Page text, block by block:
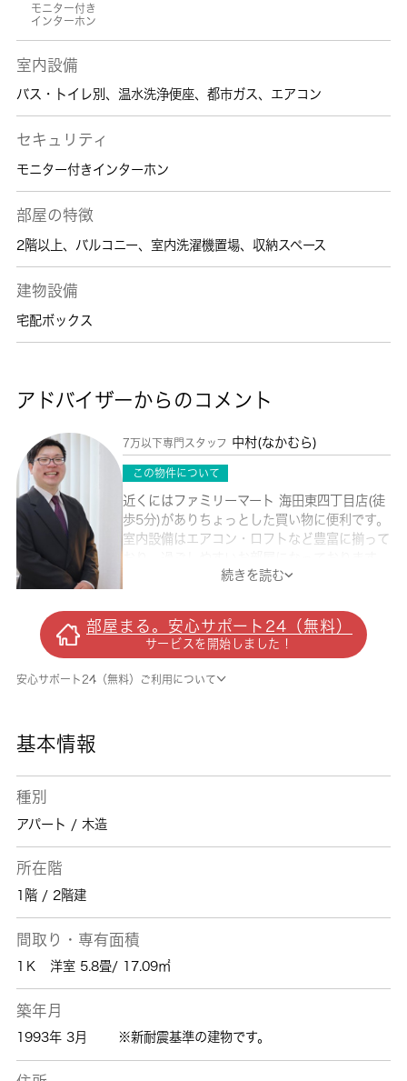
モニター付き
インターホン
室内設備
バス・トイレ別 、 温水洗浄便座、 都市ガス、 エアコン
セキュリティ
モニター付きインターホン
部屋の特徴
2階以上、 バルコニー、 室内洗濯機置場、 収納スペース
建物設備
宅配ボックス
アドバイザーからのコメント
7万以下専門スタッフ 中村(なかむら)
この物件について
近くにはファミリーマート 海田東四丁目店(徒
歩5分)がありちょっとした買い物に便利です。
室内設備はエアコン・ロフトなど豊富に揃って
来客時にはTVインターホンで訪問者の顔を確
暮らしで料理もできるキッチンが快適な1K。
転居先に住み心地も良いこちらの賃貸物件。充
実した新生活を過ごしましょう。こちらの物件
の賃料は3.7万円です。お部屋探しの時の不安
続きを読む
部屋まる。安心サポート24（無料）
サービスを開始しました！
安心サポート24（無料）ご利用について
基本情報
種別
アパート / 木造
所在階
1階 / 2階建
間取り・専有面積
1Ｋ 洋室 5.8畳/ 17.09㎡
築年月
1993年 3月 ※新耐震基準の建物です。